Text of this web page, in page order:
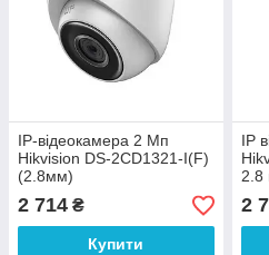
IP-відеокамера 2 Мп
Hikvision DS-2CD1321-I(F)
(2.8мм)
2 714 ₴
Купити
IP
2.8
2